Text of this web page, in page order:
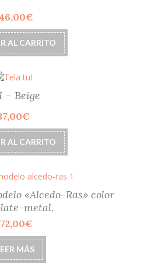
€
AL CARRITO
– Beige
€
AL CARRITO
«Alcedo-Ras» color
metal.
€
MÁS